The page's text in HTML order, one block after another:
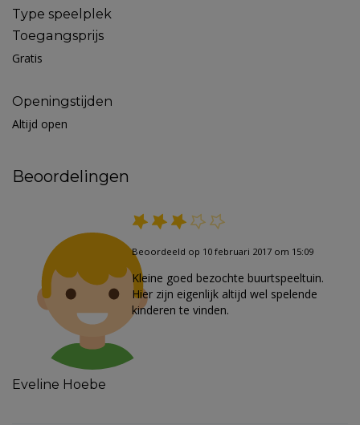
Type speelplek
Toegangsprijs
Gratis
Openingstijden
Altijd open
Beoordelingen
Eveline Hoebe
Beoordeeld op 10 februari 2017 om 15:09
Kleine goed bezochte buurtspeeltuin.
Hier zijn eigenlijk altijd wel spelende
kinderen te vinden.